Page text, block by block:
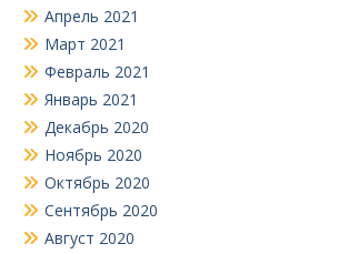
Апрель 2021
Март 2021
Февраль 2021
Январь 2021
Декабрь 2020
Ноябрь 2020
Октябрь 2020
Сентябрь 2020
Август 2020